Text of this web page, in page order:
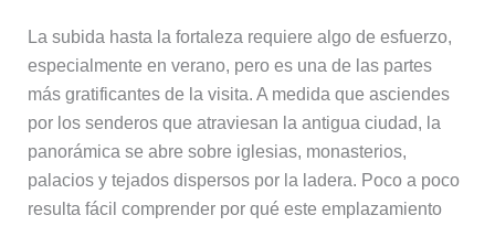
La subida hasta la fortaleza requiere algo de esfuerzo,
especialmente en verano, pero es una de las partes
más gratificantes de la visita. A medida que asciendes
por los senderos que atraviesan la antigua ciudad, la
panorámica se abre sobre iglesias, monasterios,
palacios y tejados dispersos por la ladera. Poco a poco
resulta fácil comprender por qué este emplazamiento